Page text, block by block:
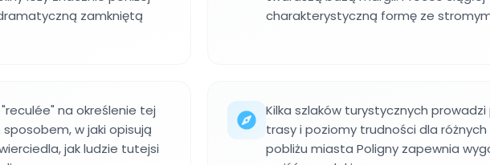
zamkniętą
charakterystyczną formę ze
na określenie tej
w jaki opisują
jak ludzie tutejsi
Kilka szlaków turystycznych
trasy i poziomy trudności dla
pobliżu miasta Poligny zapewnia